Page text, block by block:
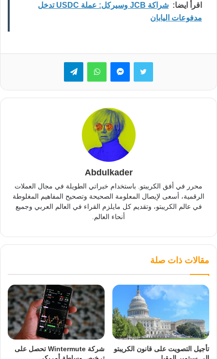
اقرأ ايضا:
شراكة JCB وسيركل: عملة USDC تدخل
مدفوعات اليابان
تويتر ماسنجرواتساب تيلقرام
Abdulkader
محرر في أفق الكريبتو. باستخدام خبراتي الطويلة في مجال العملات
الرقمية، أسعى لإيصال المعلومة الصحيحة وتصحيح المفاهيم المغلوطة
في عالم الكريبتو، وتقديم كل مايلزم القراء في العالم العربي وجميع
أنحاء العالم.
مقالات ذات صلة
تأجيل التصويت على قانون الكريبتو
شركة Wintermute تحصل على